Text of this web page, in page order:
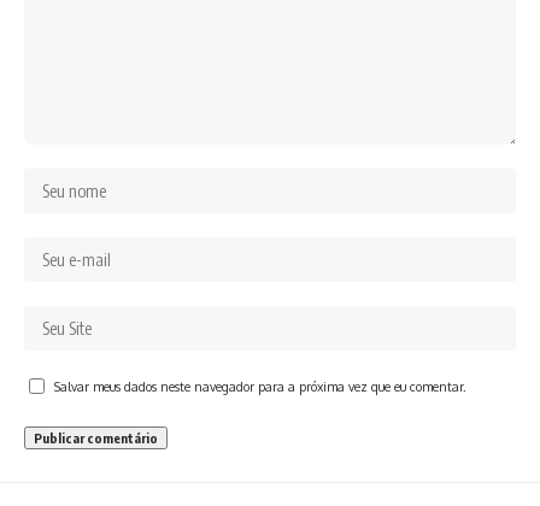
Salvar meus dados neste navegador para a próxima vez que eu comentar.